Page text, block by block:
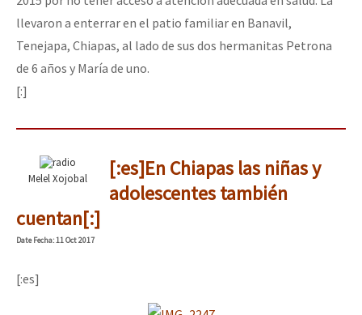
llevaron a enterrar en el patio familiar en Banavil,
Tenejapa, Chiapas, al lado de sus dos hermanitas Petrona
de 6 años y María de uno.
[:]
Melel Xojobal
[:es]En Chiapas las niñas y
adolescentes también
cuentan[:]
DateFecha: 11 Oct 2017
[:es]